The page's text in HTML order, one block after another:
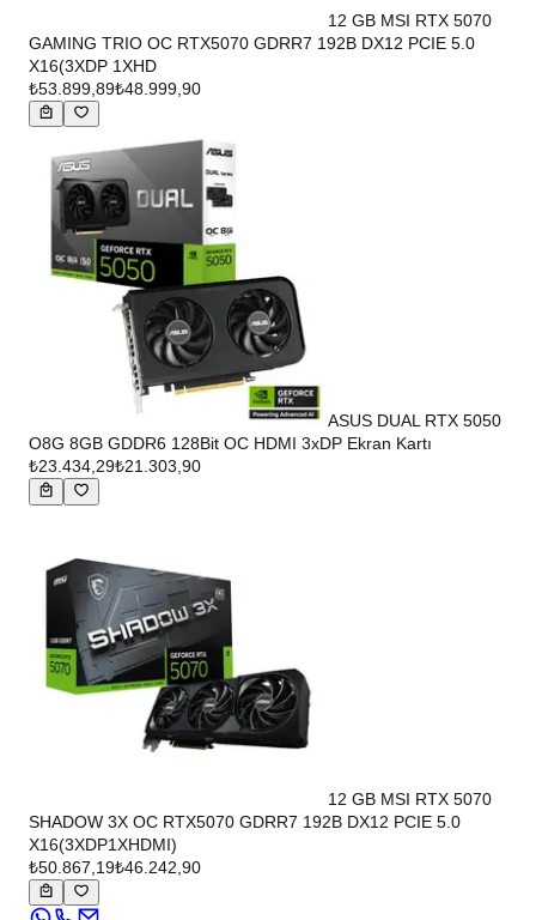
12 GB MSI RTX 5070
GAMING TRIO OC RTX5070 GDRR7 192B DX12 PCIE 5.0
X16(3XDP 1XHD
₺53.899,89₺48.999,90
ASUS DUAL RTX 5050
O8G 8GB GDDR6 128Bit OC HDMI 3xDP Ekran Kartı
₺23.434,29₺21.303,90
12 GB MSI RTX 5070
SHADOW 3X OC RTX5070 GDRR7 192B DX12 PCIE 5.0
X16(3XDP1XHDMI)
₺50.867,19₺46.242,90